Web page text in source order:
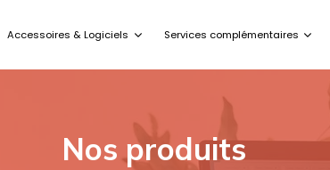
Accessoires & Logiciels Services complémentaires
Nos produits